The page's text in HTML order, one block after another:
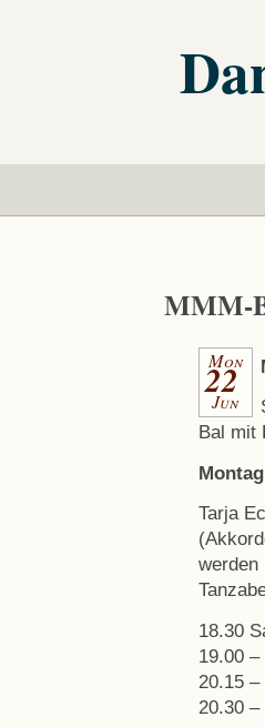
MMM-
Mon
22
Jun
Bal mit
Tarja
werden
18.30
19.00
20.15
20.30